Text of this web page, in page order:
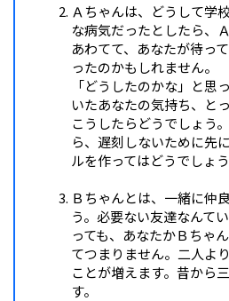
Ａちゃんは、どうして学
な病気だったとしたら、
あわてて、あなたが待っ
ったのかもしれません。
「どうしたのかな」と思
いたあなたの気持ち、と
こうしたらどうでしょう
ら、遅刻しないために先
ルを作ってはどうでしょう
Ｂちゃんとは、一緒に仲
う。必要ない友達なんて
っても、あなたかＢちゃ
てつまりません。二人よ
ことが増えます。昔から
す。